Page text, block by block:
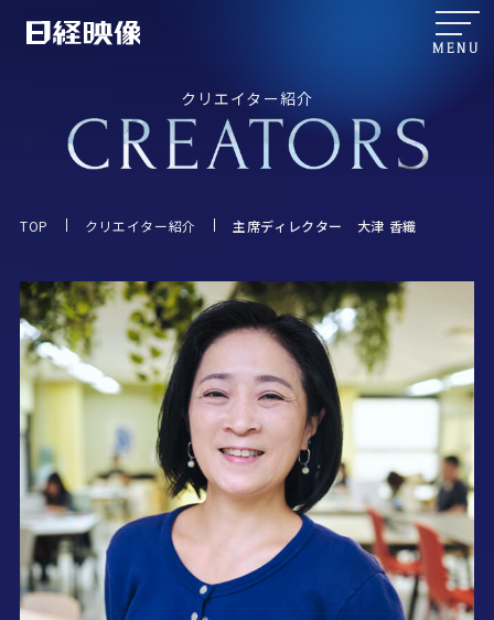
MENU
クリエイター紹介
TOP クリエイター紹介 主席ディレクター 大津 香織